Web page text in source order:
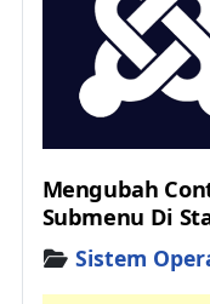
Mengubah
Submenu Di
Details
Sistem